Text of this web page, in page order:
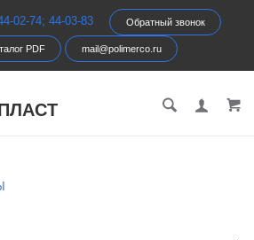
02-74; 44-03-83 Обратный звонок
PDF mail@polimerco.ru